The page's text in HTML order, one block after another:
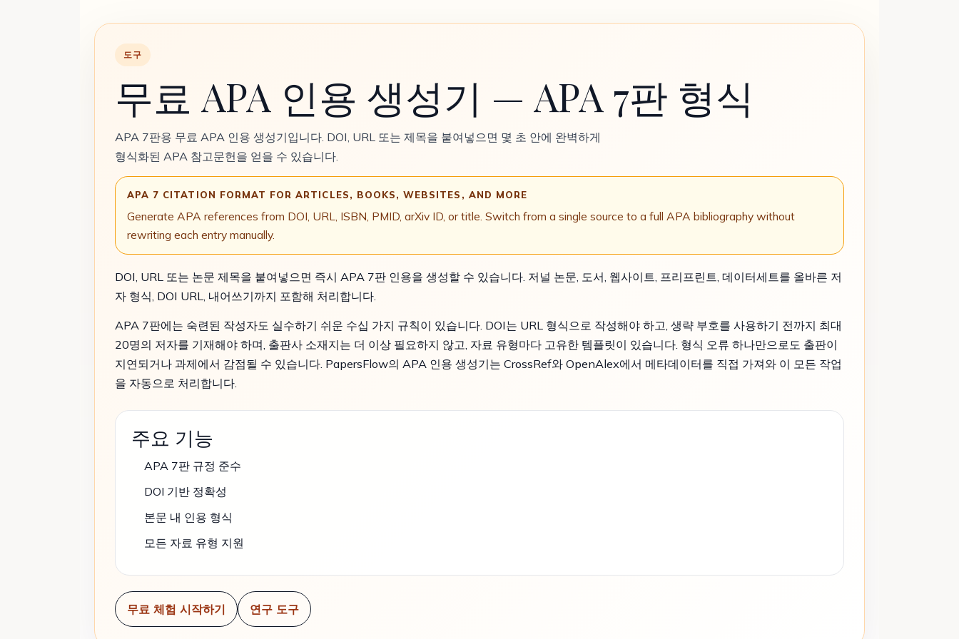
도구
무료 APA 인용 생성기 — APA 7판 형식
APA 7판용 무료 APA 인용 생성기입니다. DOI, URL 또는 제목을 붙여넣으면 몇 초 안에 완벽하게
형식화된 APA 참고문헌을 얻을 수 있습니다.
APA 7 CITATION FORMAT FOR ARTICLES, BOOKS, WEBSITES, AND MORE
Generate APA references from DOI, URL, ISBN, PMID, arXiv ID, or title. Switch from a single source to a full APA bibliography without
rewriting each entry manually.
DOI, URL 또는 논문 제목을 붙여넣으면 즉시 APA 7판 인용을 생성할 수 있습니다. 저널 논문, 도서, 웹사이트, 프리프린트, 데이터세트를 올바른 저
자 형식, DOI URL, 내어쓰기까지 포함해 처리합니다.
APA 7판에는 숙련된 작성자도 실수하기 쉬운 수십 가지 규칙이 있습니다. DOI는 URL 형식으로 작성해야 하고, 생략 부호를 사용하기 전까지 최대
20명의 저자를 기재해야 하며, 출판사 소재지는 더 이상 필요하지 않고, 자료 유형마다 고유한 템플릿이 있습니다. 형식 오류 하나만으로도 출판이
지연되거나 과제에서 감점될 수 있습니다. PapersFlow의 APA 인용 생성기는 CrossRef와 OpenAlex에서 메타데이터를 직접 가져와 이 모든 작업
을 자동으로 처리합니다.
주요 기능
APA 7판 규정 준수
DOI 기반 정확성
본문 내 인용 형식
모든 자료 유형 지원
무료 체험 시작하기 연구 도구